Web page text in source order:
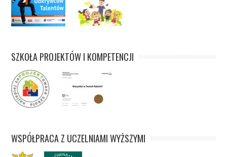
SZKOŁA PROJEKTÓW I KOMPETENCJI
WSPÓŁPRACA Z UCZELNIAMI WYŻSZYMI